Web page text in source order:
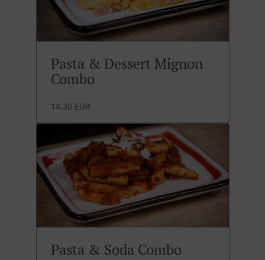
Pasta & Dessert Mignon
Combo
14.30 EUR
Pasta & Soda Combo